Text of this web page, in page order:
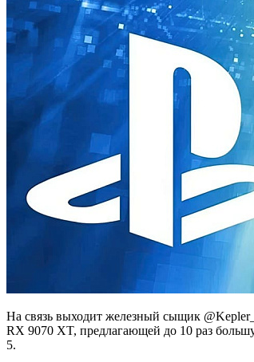
На связь выходит железный сыщик
RX 9070 XT, предлагающей до 10 раз
5.